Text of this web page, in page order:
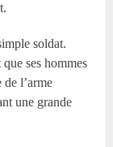
soldat.
ses hommes
de l’arme
une grande